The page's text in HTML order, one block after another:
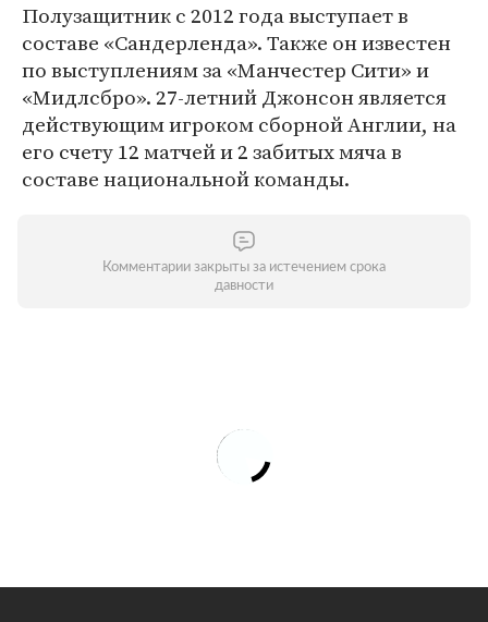
Полузащитник с 2012 года выступает в
составе «Сандерленда». Также он известен
по выступлениям за «Манчестер Сити» и
«Мидлсбро». 27-летний Джонсон является
действующим игроком сборной Англии, на
его счету 12 матчей и 2 забитых мяча в
составе национальной команды.
Комментарии закрыты за истечением срока
давности